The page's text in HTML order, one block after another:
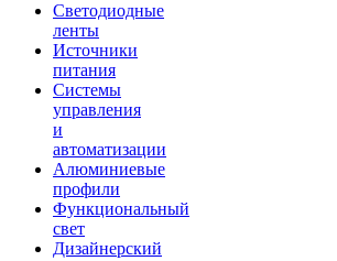
Светодиодные
ленты
Источники
питания
Системы
управления
и
автоматизации
Алюминиевые
профили
Функциональный
свет
Дизайнерский